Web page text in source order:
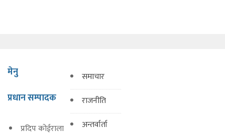
मेनु
प्रधान सम्पादक
प्रदिप कोईराला
समाचार
राजनीति
अन्तर्वार्ता